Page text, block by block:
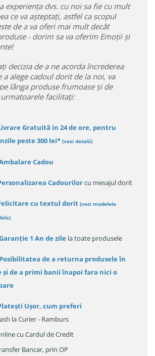
experiența dvs. cu noi sa fie cu mult
ce va așteptați, astfel ca scopul
de a va oferi mai mult decât
- dorim sa va oferim Emoții și
decizia de a ne acorda încrederea
a alege cadoul dorit de la noi, va
lânga produse frumoase și de
facilitați:
Gratuită in 24 de ore, pentru
peste 300 lei* (vezi detalii)
Cadou
Cadourilorcu mesajul dorit
cu textul dorit (vezi modelele
)
1 An de zile la toate produsele
Posibilitatea de a returna produsele în
și de a primi banii înapoi fara nici o
Ușor, cum preferi
la Curier - Ramburs
cu Cardul de Credit
Bancar, prin OP